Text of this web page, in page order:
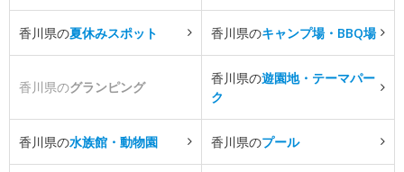
香川県の夏休みスポット 香川県のキャンプ場・BBQ場
香川県のグランピング
香川県の遊園地・テーマパー
ク
香川県の水族館・動物園 香川県のプール